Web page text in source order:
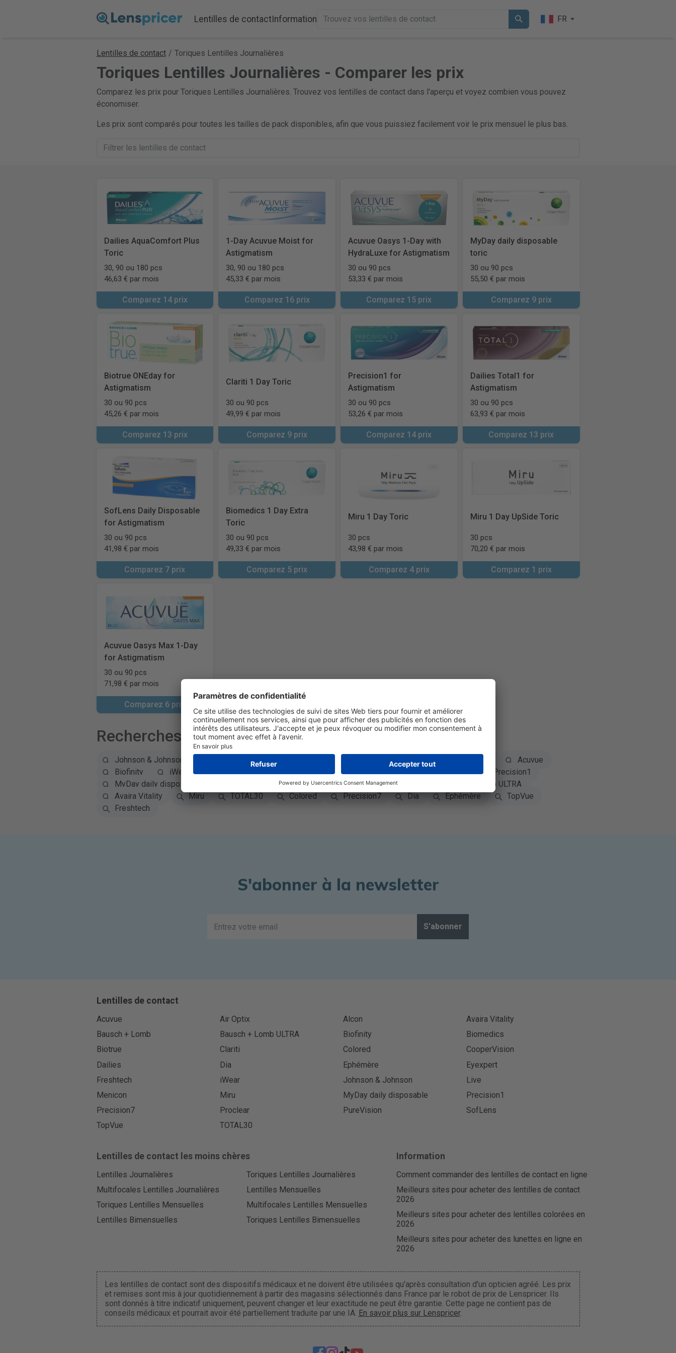
Lentilles de contactInformation FR
Lentilles de contact / Toriques Lentilles Journalières
Toriques Lentilles Journalières - Comparer les prix
Comparez les prix pour Toriques Lentilles Journalières. Trouvez vos lentilles de contact dans l'aperçu et voyez combien vous pouvez
économiser.
Les prix sont comparés pour toutes les tailles de pack disponibles, afin que vous puissiez facilement voir le prix mensuel le plus bas.
Dailies AquaComfort Plus
Toric
30, 90 ou 180 pcs
46,63 € par mois
Comparez 14 prix
1-Day Acuvue Moist for
Astigmatism
30, 90 ou 180 pcs
45,33 € par mois
Comparez 16 prix
Acuvue Oasys 1-Day with
HydraLuxe for Astigmatism
30 ou 90 pcs
53,33 € par mois
Comparez 15 prix
MyDay daily disposable
toric
30 ou 90 pcs
55,50 € par mois
Comparez 9 prix
Biotrue ONEday for
Astigmatism
30 ou 90 pcs
45,26 € par mois
Comparez 13 prix
Clariti 1 Day Toric
30 ou 90 pcs
49,99 € par mois
Comparez 9 prix
Precision1 for
Astigmatism
30 ou 90 pcs
53,26 € par mois
Comparez 14 prix
Dailies Total1 for
Astigmatism
30 ou 90 pcs
63,93 € par mois
Comparez 13 prix
SofLens Daily Disposable
for Astigmatism
30 ou 90 pcs
41,98 € par mois
Comparez 7 prix
Biomedics 1 Day Extra
Toric
30 ou 90 pcs
49,33 € par mois
Comparez 5 prix
Miru 1 Day Toric
30 pcs
43,98 € par mois
Comparez 4 prix
Miru 1 Day UpSide Toric
30 pcs
70,20 € par mois
Comparez 1 prix
Acuvue Oasys Max 1-Day
for Astigmatism
30 ou 90 pcs
71,98 € par mois
Comparez 6 prix
Recherches populaires
Johnson & Johnson Bausch + Lomb Menicon
Acuvue
Biofinity
iWear Eyexpert SofLens Air Optix Biotrue Proclear
Precision1
MyDay daily disposable
PureVision Biomedics
Bausch + Lomb ULTRA
Avaira Vitality
Miru TOTAL30 Colored Precision7 Dia Ephémère
TopVue
Freshtech
S'abonner à la newsletter
S'abonner
Lentilles de contact
Acuvue Air Optix Alcon
Avaira Vitality
Bausch + Lomb
Bausch + Lomb ULTRA Biofinity
Biomedics
Biotrue
Clariti Colored
CooperVision
Dailies
Dia Ephémère
Eyexpert
Freshtech
iWear Johnson & Johnson
Live
Menicon
Miru MyDay daily disposable
Precision1
Precision7
Proclear PureVision
SofLens
TopVue
TOTAL30
Lentilles de contact les moins chères
Lentilles Journalières
Toriques Lentilles Journalières
Multifocales Lentilles Journalières
Lentilles Mensuelles
Toriques Lentilles Mensuelles
Multifocales Lentilles Mensuelles
Lentilles Bimensuelles
Toriques Lentilles Bimensuelles
Information
Comment commander des lentilles de contact en ligne
Meilleurs sites pour acheter des lentilles de contact
2026
Meilleurs sites pour acheter des lentilles colorées en
2026
Meilleurs sites pour acheter des lunettes en ligne en
2026
Les lentilles de contact sont des dispositifs médicaux et ne doivent être utilisées qu'après consultation d'un opticien agréé. Les prix
et remises sont mis à jour quotidiennement à partir des magasins sélectionnés dans France par le robot de prix de Lenspricer. Ils
sont donnés à titre indicatif uniquement, peuvent changer et leur exactitude ne peut être garantie. Cette page ne contient pas de
conseils médicaux et pourrait avoir été partiellement traduite par une IA. En savoir plus sur Lenspricer.